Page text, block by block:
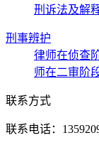
刑诉法及解
刑事辨护
律师在侦查
师在二审阶
联系方式
联系电话：